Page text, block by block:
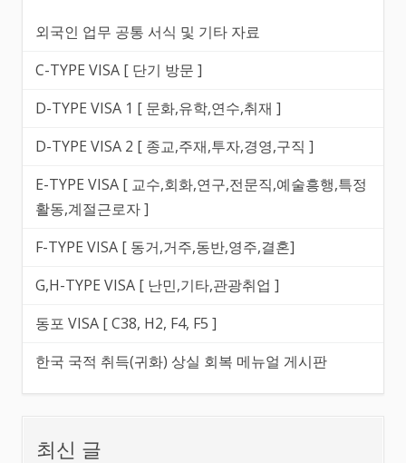
외국인 업무 공통 서식 및 기타 자료
C-TYPE VISA [ 단기 방문 ]
D-TYPE VISA 1 [ 문화,유학,연수,취재 ]
D-TYPE VISA 2 [ 종교,주재,투자,경영,구직 ]
E-TYPE VISA [ 교수,회화,연구,전문직,예술흥행,특정
활동,계절근로자 ]
F-TYPE VISA [ 동거,거주,동반,영주,결혼]
G,H-TYPE VISA [ 난민,기타,관광취업 ]
동포 VISA [ C38, H2, F4, F5 ]
한국 국적 취득(귀화) 상실 회복 메뉴얼 게시판
최신 글